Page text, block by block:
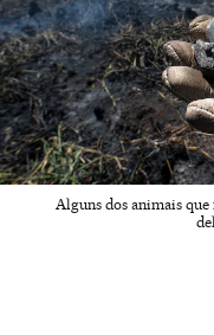
Alguns dos animais